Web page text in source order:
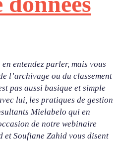
entendez parler, mais vous
l’archivage ou du classement
pas aussi basique et simple
lui, les pratiques de gestion
Mielabelo qui en
de notre webinaire
et Soufiane Zahid vous disent